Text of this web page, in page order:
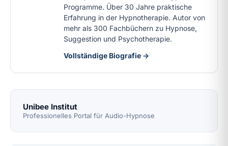
Programme. Über 30 Jahre praktische
Erfahrung in der Hypnotherapie. Autor von
mehr als 300 Fachbüchern zu Hypnose,
Suggestion und Psychotherapie.
Vollständige Biografie →
Unibee Institut
Professionelles Portal für Audio-Hypnose